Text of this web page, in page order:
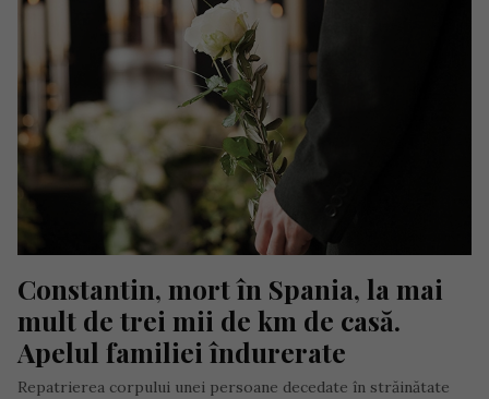
Constantin, mort în Spania, la mai
mult de trei mii de km de casă.
Apelul familiei îndurerate
Repatrierea corpului unei persoane decedate în străinătate